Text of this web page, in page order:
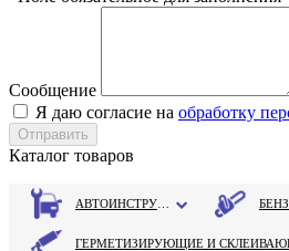
Сообщение
Я даю согласие на обработку
Каталог товаров